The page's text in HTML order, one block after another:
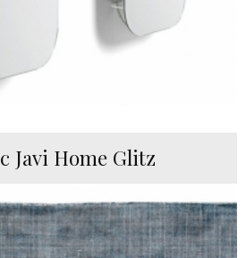
Javi Home Glitz